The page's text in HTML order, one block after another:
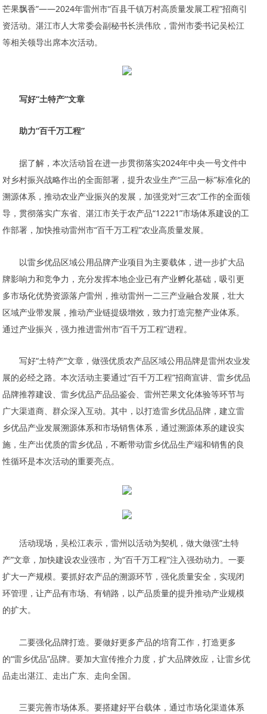
芒果飘香”——2024年雷州市“百县千镇万村高质量发展工程”招商引
资活动。湛江市人大常委会副秘书长洪伟欣，雷州市委书记吴松江
等相关领导出席本次活动。
写好“土特产”文章
助力“百千万工程”
据了解，本次活动旨在进一步贯彻落实2024年中央一号文件中
对乡村振兴战略作出的全面部署，提升农业生产“三品一标”标准化的
溯源体系，推动农业产业振兴的发展，加强党对“三农”工作的全面领
导，贯彻落实广东省、湛江市关于农产品“12221”市场体系建设的工
作部署，加快推动雷州市“百千万工程”农业高质量发展。
以雷乡优品区域公用品牌产业项目为主要载体，进一步扩大品
牌影响力和竞争力，充分发挥本地企业已有产业孵化基础，吸引更
多市场化优势资源落户雷州，推动雷州一二三产业融合发展，壮大
区域产业带发展，推动产业链提级增效，致力打造完整产业体系。
通过产业振兴，强力推进雷州市“百千万工程”进程。
写好“土特产”文章，做强优质农产品区域公用品牌是雷州农业发
展的必经之路。本次活动主要通过“百千万工程”招商宣讲、雷乡优品
品牌推荐建设、雷乡优品产品品鉴会、雷州芒果文化体验等环节与
广大渠道商、群众深入互动。其中，以打造雷乡优品品牌，建立雷
乡优品产业发展溯源体系和市场销售体系，通过溯源体系的建设实
施，生产出优质的雷乡优品，不断带动雷乡优品生产端和销售的良
性循环是本次活动的重要亮点。
活动现场，吴松江表示，雷州以活动为契机，做大做强“土特
产”文章，加快建设农业强市，为“百千万工程”注入强劲动力。一要
扩大一产规模。要抓好农产品的溯源环节，强化质量安全，实现闭
环管理，让产品有市场、有销路，以产品质量的提升推动产业规模
的扩大。
二要强化品牌打造。要做好更多产品的培育工作，打造更多
的“雷乡优品”品牌。要加大宣传推介力度，扩大品牌效应，让雷乡优
品走出湛江、走出广东、走向全国。
三要完善市场体系。要搭建好平台载体，通过市场化渠道体系